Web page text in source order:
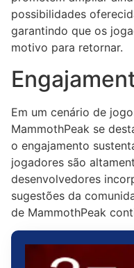
possibilidades
garantindo que os
motivo para retornar.
Em um cenário de
MammothPeak se
o engajamento
jogadores são
desenvolvedores
sugestões da
de MammothPeak